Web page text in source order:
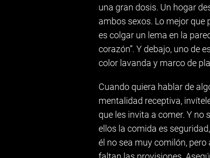
una gran dosis. Un hogar
ambos sexos. Lo mejor que
es colgar un lema en la
corazón”. Y debajo, uno de
color lavanda y marco de
Cuando quiera hablar de
mentalidad receptiva,
que les invita a comer. Y no
ellos la comida es
él no sea muy comilón,